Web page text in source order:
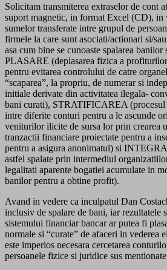
Solicitam transmiterea extraselor de cont
suport magnetic, in format Excel (CD), in
sumelor transferate intre grupul de
firmele la care sunt asociati/actionari si/
asa cum bine se cunoaste spalarea banilor
PLASARE (deplasarea fizica a
pentru evitarea controlului de catre
“scaparea”, la propriu, de numerar si
initiale derivate din activitatea ilegala-
bani curati), STRATIFICAREA (procesul
intre diferite conturi pentru a le ascunde
veniturilor ilicite de sursa lor prin crearea
tranzactii financiare proiectate pentru a
pentru a asigura anonimatul) si
astfel spalate prin intermediul
legalitati aparente bogatiei acumulate in
banilor pentru a obtine profit).
Avand in vedere ca inculpatul Dan
inclusiv de spalare de bani, iar rezultatele
sistemului financiar bancar ar putea fi
normale si “curate” de afaceri in vederea
este imperios necesara cercetarea
persoanele fizice si juridice sus